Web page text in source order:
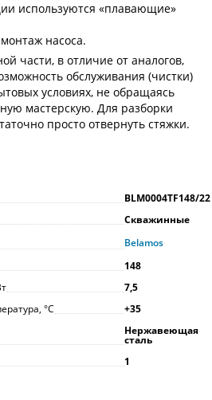
используются «плавающие»
насоса.
части, в отличие от аналогов,
обслуживания (чистки)
условиях, не обращаясь
мастерскую. Для разборки
просто отвернуть стяжки.
BLM0004TF148/22
Скважинные
Belamos
148
7,5
°С
+35
Нержавеющая
сталь
1